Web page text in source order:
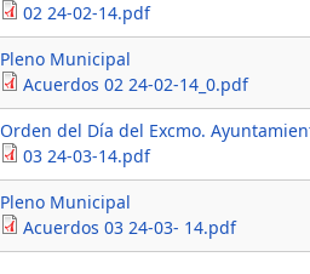
02 24-02-14.pdf
Pleno Municipal
Acuerdos 02 24-02-14_0.pdf
Orden del Día del Excmo.
03 24-03-14.pdf
Pleno Municipal
Acuerdos 03 24-03- 14.pdf